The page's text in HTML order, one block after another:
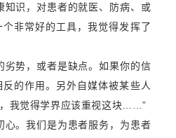
识，对患者的就医、防病、或
非常好的工具，我觉得发挥了
势，或者是缺点。如果你的信
的作用。另外自媒体被某些人
我觉得学界应该重视这块 ……”
。我们是为患者服务，为患者